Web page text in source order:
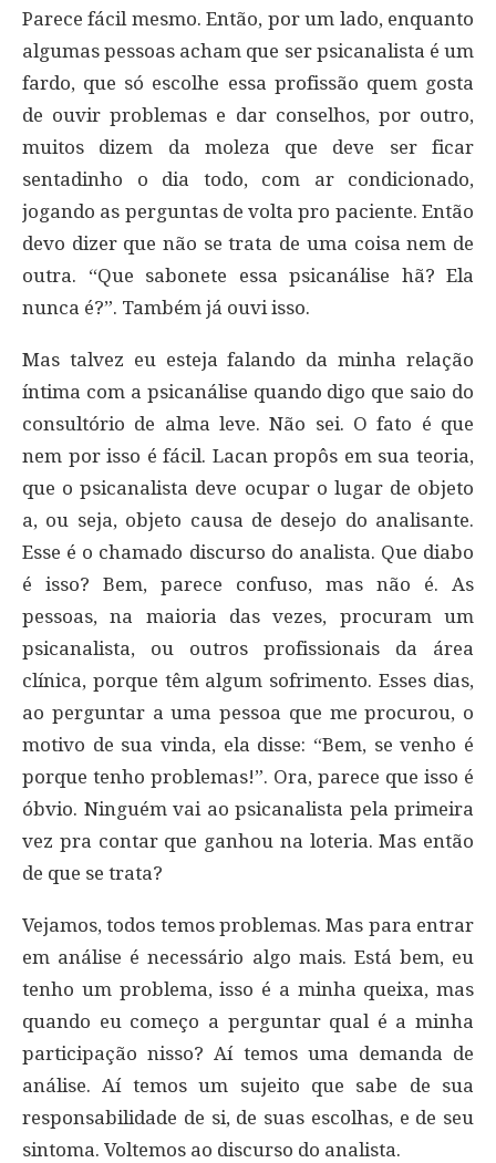
Parece fácil mesmo. Então, por um lado, enquanto
algumas pessoas acham que ser psicanalista é um
fardo, que só escolhe essa profissão quem gosta
de ouvir problemas e dar conselhos, por outro,
muitos dizem da moleza que deve ser ficar
sentadinho o dia todo, com ar condicionado,
jogando as perguntas de volta pro paciente. Então
devo dizer que não se trata de uma coisa nem de
outra. “Que sabonete essa psicanálise hã? Ela
nunca é?”. Também já ouvi isso.
Mas talvez eu esteja falando da minha relação
íntima com a psicanálise quando digo que saio do
consultório de alma leve. Não sei. O fato é que
nem por isso é fácil. Lacan propôs em sua teoria,
que o psicanalista deve ocupar o lugar de objeto
a, ou seja, objeto causa de desejo do analisante.
Esse é o chamado discurso do analista. Que diabo
é isso? Bem, parece confuso, mas não é. As
pessoas, na maioria das vezes, procuram um
psicanalista, ou outros profissionais da área
clínica, porque têm algum sofrimento. Esses dias,
ao perguntar a uma pessoa que me procurou, o
motivo de sua vinda, ela disse: “Bem, se venho é
porque tenho problemas!”. Ora, parece que isso é
óbvio. Ninguém vai ao psicanalista pela primeira
vez pra contar que ganhou na loteria. Mas então
de que se trata?
Vejamos, todos temos problemas. Mas para entrar
em análise é necessário algo mais. Está bem, eu
tenho um problema, isso é a minha queixa, mas
quando eu começo a perguntar qual é a minha
participação nisso? Aí temos uma demanda de
análise. Aí temos um sujeito que sabe de sua
responsabilidade de si, de suas escolhas, e de seu
sintoma. Voltemos ao discurso do analista.